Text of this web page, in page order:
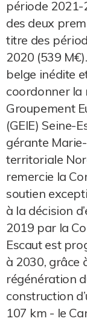
période 2021-
des deux
titre des
2020 (539
belge inédite
coordonner la
Groupement
(GEIE) Seine-
gérante
territoriale
remercie la
soutien
à la décision
2019 par la
Escaut est
à 2030, grâce
régénération
construction
107 km - le